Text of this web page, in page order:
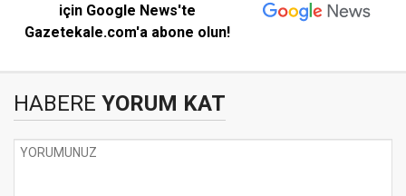
için Google News'te
Gazetekale.com'a abone olun!
HABERE YORUM KAT